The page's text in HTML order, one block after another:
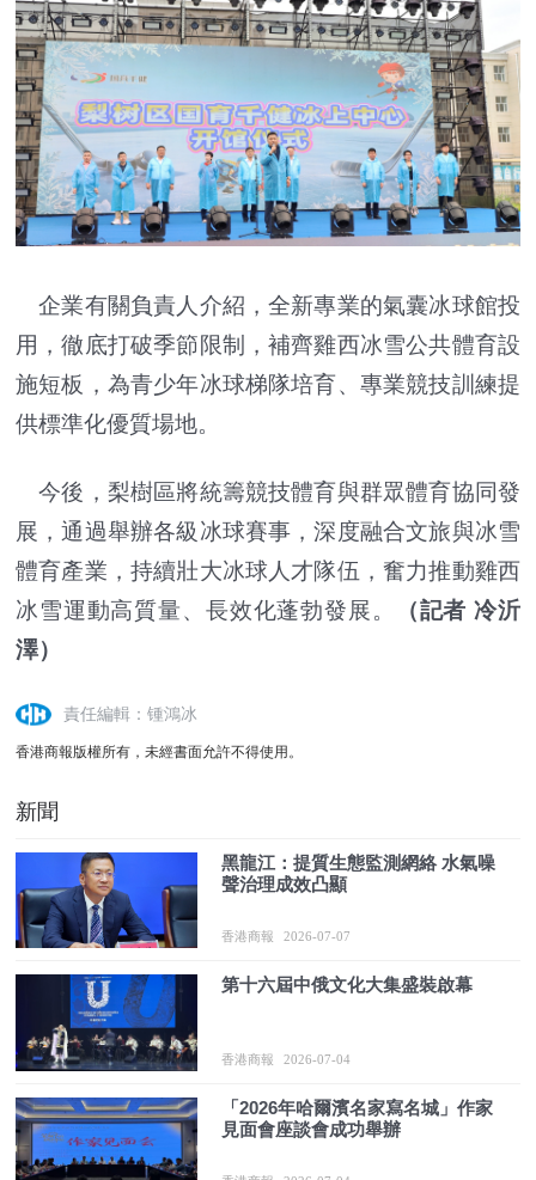
企業有關負責人介紹，全新專業的氣囊冰球館投
用，徹底打破季節限制，補齊雞西冰雪公共體育設
施短板，為青少年冰球梯隊培育、專業競技訓練提
供標準化優質場地。
今後，梨樹區將統籌競技體育與群眾體育協同發
展，通過舉辦各級冰球賽事，深度融合文旅與冰雪
體育產業，持續壯大冰球人才隊伍，奮力推動雞西
冰雪運動高質量、長效化蓬勃發展。
（記者 冷沂
澤）
責任編輯：锺鴻冰
香港商報版權所有，未經書面允許不得使用。
新聞
黑龍江：提質生態監測網絡 水氣噪
聲治理成效凸顯
香港商報 2026-07-07
第十六屆中俄文化大集盛裝啟幕
香港商報 2026-07-04
「2026年哈爾濱名家寫名城」作家
見面會座談會成功舉辦